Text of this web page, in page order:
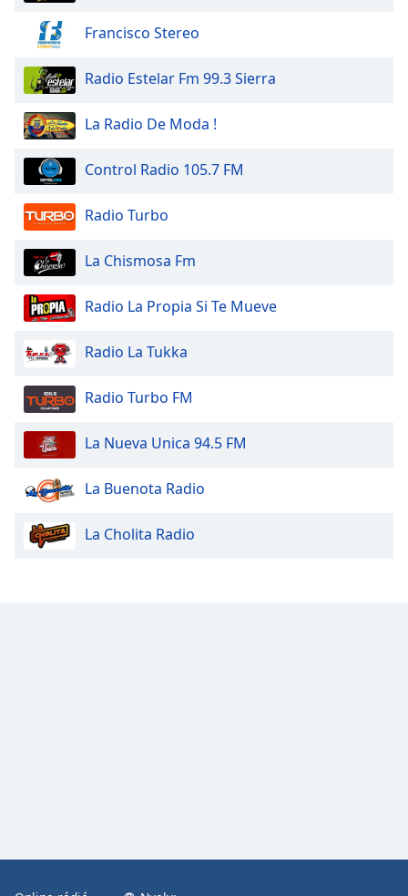
Francisco Stereo
Radio Estelar Fm 99.3 Sierra
La Radio De Moda !
Control Radio 105.7 FM
Radio Turbo
La Chismosa Fm
Radio La Propia Si Te Mueve
Radio La Tukka
Radio Turbo FM
La Nueva Unica 94.5 FM
La Buenota Radio
La Cholita Radio